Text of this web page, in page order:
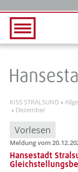
KISS STRALSUND
Dezember
Vorlesen
Meldung vom
Hansestadt